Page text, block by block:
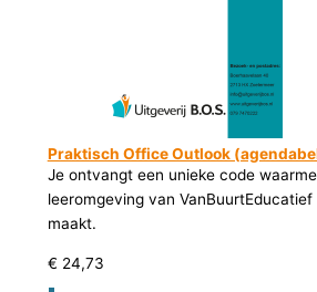
Praktisch Office Outlook
Je ontvangt een unieke code
leeromgeving van
maakt.
€ 24,73